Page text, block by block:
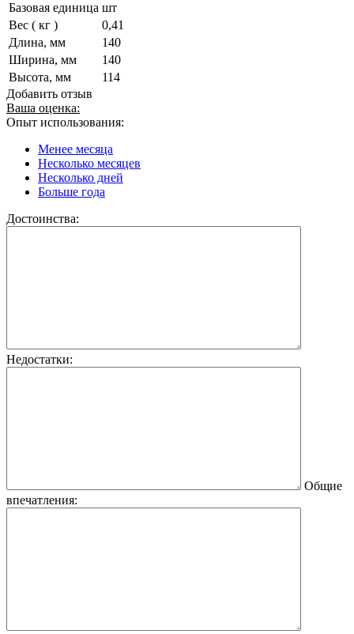
Базовая единица шт
Вес ( кг )
0,41
Длина, мм
140
Ширина, мм
140
Высота, мм
114
Добавить отзыв
Ваша оценка:
Опыт использования:
Менее месяца
Несколько месяцев
Несколько дней
Больше года
Достоинства:
Недостатки:
Общие
впечатления: